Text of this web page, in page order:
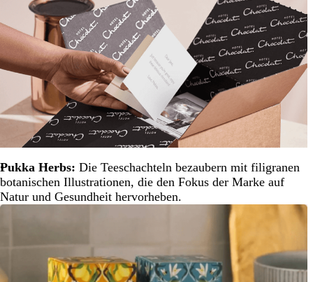
Pukka Herbs: Die Teeschachteln bezaubern mit filigranen
botanischen Illustrationen, die den Fokus der Marke auf
Natur und Gesundheit hervorheben.